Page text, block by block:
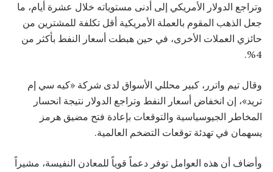
وتراجع الدولار الأمريكي إلى أدنى مستوياته خلال عشرة أيام، ما
جعل الذهب المقوم بالعملة الأمريكية أقل تكلفة للمشترين من
حائزي العملات الأخرى، في حين هبطت أسعار النفط بأكثر من
4%.
وقال تيم واترر، كبير محللي الأسواق لدى شركة «كيه سي إم
تريد»، إن انخفاض أسعار النفط وتراجع الدولار نتيجة انحسار
المخاطر الجيوسياسية والتوقعات بإعادة فتح مضيق هرمز
يسهمان في تهدئة توقعات التضخم العالمية.
وأضاف أن هذه العوامل توفر دعماً قوياً للمعادن النفيسة، مشيراً